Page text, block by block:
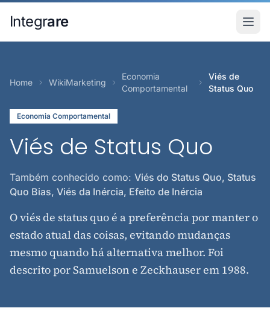
Integrare
Home WikiMarketing
Economia
Comportamental
Viés de
Status Quo
Economia Comportamental
Viés de Status Quo
Também conhecido como: Viés do Status Quo, Status
Quo Bias, Viés da Inércia, Efeito de Inércia
O viés de status quo é a preferência por manter o
estado atual das coisas, evitando mudanças
mesmo quando há alternativa melhor. Foi
descrito por Samuelson e Zeckhauser em 1988.